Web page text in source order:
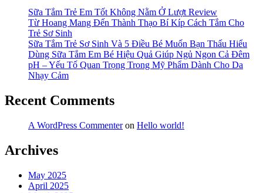
Sữa Tắm Trẻ Em Tốt Không Nằm Ở Lượt Review
Từ Hoang Mang Đến Thành Thạo Bí Kíp Cách Tắm Cho
Trẻ Sơ Sinh
Sữa Tắm Trẻ Sơ Sinh Và 5 Điều Bé Muốn Bạn Thấu Hiểu
Dùng Sữa Tắm Em Bé Hiệu Quả Giúp Ngủ Ngon Cả Đêm
pH – Yếu Tố Quan Trọng Trong Mỹ Phẩm Dành Cho Da
Nhạy Cảm
Recent Comments
A WordPress Commenteron Hello world!
Archives
May 2025
April 2025